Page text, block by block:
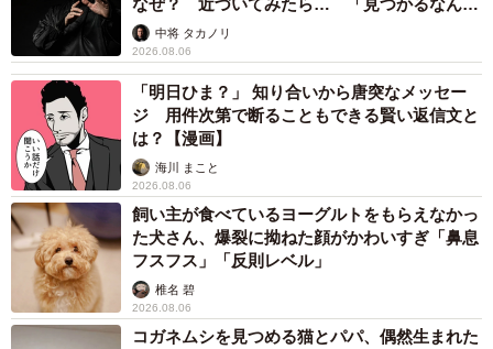
中古であることを考慮しても、T32型エクストレイルのハイ
ブリッド車は価格面でのバリュー感が非常に高い。
エクストレイル（T32型）ハイブリッド車の中でも、特に流
通台数の多いのが「2.0Xi」グレードだ。LEDヘッドランプ
をはじめ、防水フロア＆シート表皮、運転席・助手席パワ
ーシート、クイックコンフォートシートヒーターなど、快
適装備が充実している点が魅力である。
シートヒーター機能は、ヴェゼル（RV系）4WD車であれば
全車に標準装備されている。一方で運転席・助手席パワー
誰も求めていない職場の「謎マナー」、「過剰
な挨拶」や「お土産配り」を抑えた1位は？
やめられない理由は「周りの目」
まいどなデータ
2026.08.06
自転車通行可の歩道 電動キックボードで走行
中、小学生とあわや衝突！ 「歩道走行は道交
法違反でしょ」と指摘されました【弁護士が解
説】長澤 芳子
2026.08.06
タイの電車の中で見た優先席のマーク 子ど
も、妊娠、けが人、お年寄り… 一つだけ謎の
ものが！？「だから黄色なんですね」
中将 タカノリ